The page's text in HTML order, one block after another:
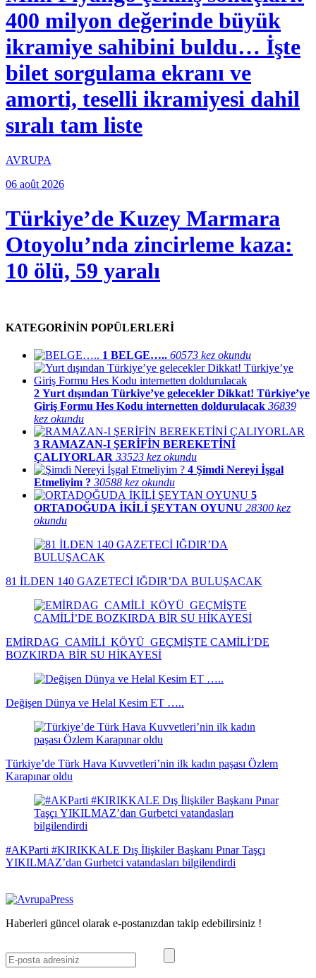
400 milyon değerinde büyük
ikramiye sahibini buldu… İşte
bilet sorgulama ekranı ve
amorti, teselli ikramiyesi dahil
sıralı tam liste
AVRUPA
06 août 2026
Türkiye’de Kuzey Marmara
Otoyolu’nda zincirleme kaza:
10 ölü, 59 yaralı
KATEGORİNİN POPÜLERLERİ
1 BELGE….. 60573 kez okundu
2 Yurt dışından Türkiye’ye gelecekler Dikkat! Türkiye’ye
Giriş Formu Hes Kodu internetten doldurulacak 36839
kez okundu
3 RAMAZAN-I ŞERİFİN BEREKETİNİ
ÇALIYORLAR 33523 kez okundu
4 Şimdi Nereyi İşgal
Etmeliyim ? 30588 kez okundu
5
ORTADOĞUDA İKİLİ ŞEYTAN OYUNU 28300 kez
okundu
81 İLDEN 140 GAZETECİ IĞDIR’DA BULUŞACAK
EMİRDAG CAMİLİ KÖYÜ GEÇMİŞTE CAMİLİ’DE
BOZKIRDA BİR SU HİKAYESİ
Değişen Dünya ve Helal Kesim ET …..
Türkiye’de Türk Hava Kuvvetleri’nin ilk kadın paşası Özlem
Karapınar oldu
#AKParti #KIRIKKALE Dış İlişkiler Başkanı Pınar Taşçı
YIKILMAZ’dan Gurbetci vatandasları bilgilendirdi
Haberleri güncel olarak e-postanızdan takip edebilirsiniz !